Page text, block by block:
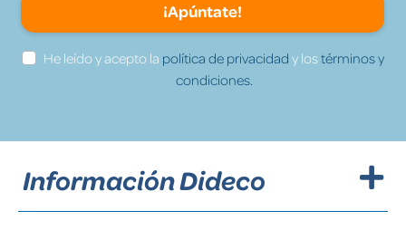
¡Apúntate!
He leído y acepto la política de privacidad y lostérminos y
condiciones.
Información Dideco